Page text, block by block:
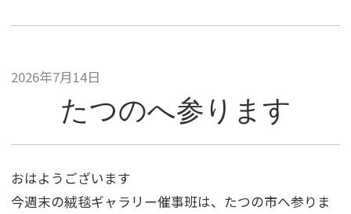
2026年7月14日
たつのへ参ります
おはようございます
今週末の絨毯ギャラリー催事班は、たつの市へ参りま